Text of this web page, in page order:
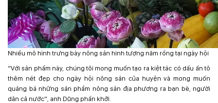
Nhiều mô hình trưng bày nông sản hình tượng năm rồng tại ngày hội
“Với sản phẩm này, chúng tôi mong muốn tạo ra kiệt tác có dấu ấn tô
thêm nét đẹp cho ngày hội nông sản của huyện và mong muốn
quảng bá những sản phẩm nông sản địa phương ra bạn bè, người
dân cả nước”, anh Dũng phấn khởi.